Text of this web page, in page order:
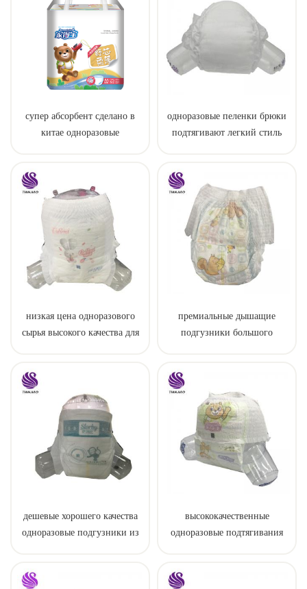
супер абсорбент сделано в
китае одноразовые
одноразовые пеленки брюки
подтягивают легкий стиль
низкая цена одноразового
сырья высокого качества для
премиальные дышащие
подгузники большого
дешевые хорошего качества
одноразовые подгузники из
высококачественные
одноразовые подтягивания